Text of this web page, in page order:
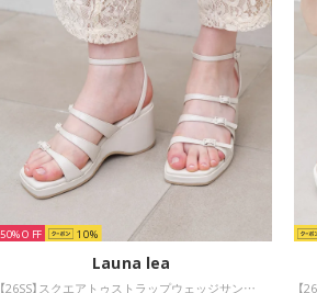
50% 10
Launa lea
【26SS】スクエアトゥストラップウェッジサンダル(S161) （アイボリー）